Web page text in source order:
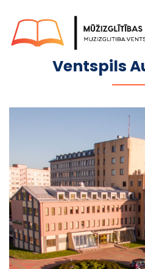
Ventspils